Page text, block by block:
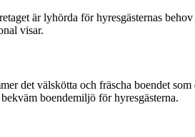
är lyhörda för hyresgästernas behov
visar.
det välskötta och fräscha boendet
boendemiljö för hyresgästerna.